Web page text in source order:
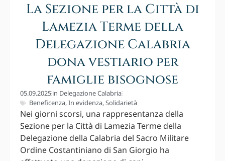
La Sezione per la Città di
Lamezia Terme della
Delegazione Calabria
dona vestiario per
famiglie bisognose
05.09.2025in Delegazione Calabria
Beneficenza,In evidenza,Solidarietà
Nei giorni scorsi, una rappresentanza della
Sezione per la Città di Lamezia Terme della
Delegazione della Calabria del Sacro Militare
Ordine Costantiniano di San Giorgio ha